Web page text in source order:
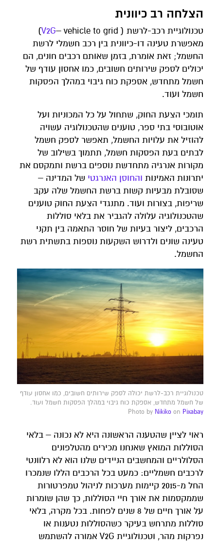
הצלחה רב כיוונית
טכנולוגיית רכב-לרשת ( V2G
– vehicle to grid)
מאפשרת טעינה דו-כיוונית בין רכב חשמלי לרשת
החשמל; זאת אומרת, בזמן שאותם רכבים חונים, הם
יכולים לספק שירותים חשובים, כמו אחסון עודף של
חשמל מתחדש, אספקת כוח גיבוי במהלך הפסקות
חשמל ועוד.
תומכי הצעת החוק, שתחול על כל המכוניות ועל
אוטובוסי בתי ספר, טוענים שהטכנולוגיה עשויה
להוזיל את עלויות החשמל, תאפשר לספק חשמל
לבתים בעת הפסקות חשמל, תתמוך בשילוב של
מקורות אנרגיה מתחדשת נוספים ברשת ותמקסם את
יתרונות האמינות והחוסן האנרגטי של המדינה –
שסובלת מבעיות קשות ברשת החשמל שלה עקב
שריפות, בצורות ועוד. מתנגדי הצעת החוק טוענים
שהטכנולוגיה עלולה להגביר את בלאי סוללות
הרכבים, ליצור בעיות של חוסר התאמה בין תקני
טעינה שונים ולדרוש השקעות נוספות בתשתית רשת
החשמל.
טכנולוגיית רכב-לרשת יכולה לספק שירותים חשובים, כמו אחסון עודף
של חשמל מתחדש, אספקת כוח גיבוי במהלך הפסקות חשמל ועוד.
Photo by Nikiko on Pixabay
ראוי לציין שהטענה הראשונה היא לא נכונה – בלאי
הסוללות המואץ שאנחנו מכירים מהטלפונים
הסלולריים והמחשבים הניידים שלנו הוא לא רלוונטי
לרכבים חשמליים: כמעט בכל הרכבים הללו שנמכרו
החל מ-2015 קיימות מערכות לניהול טמפרטורות
שממקסמות את אורך חיי הסוללות, כך שהן שומרות
על אורך חיים של 8 שנים לפחות. בכל מקרה, בלאי
סוללות מתרחש בעיקר כשהסוללות נטענות או
נפרקות מהר, וטכנולוגיית V2G אמורה להשתמש